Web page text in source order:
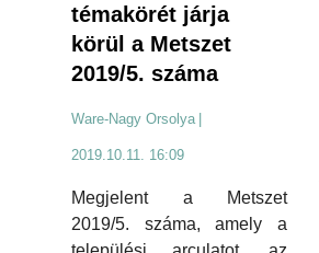
témakörét járja
körül a Metszet
2019/5. száma
Ware-Nagy Orsolya
2019.10.11. 16:09
Megjelent a Metszet
2019/5. száma, amely a